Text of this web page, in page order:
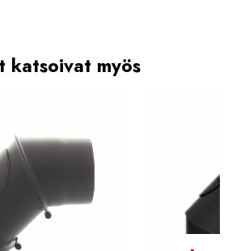
katsoivat myös